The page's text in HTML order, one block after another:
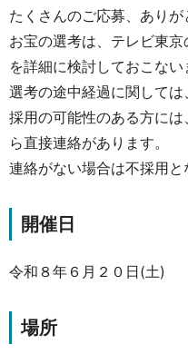
たくさんのご応募、ありが
お宝の選考は、テレビ東
を詳細に検討しておこない
選考の途中経過に関しては
採用の可能性のある方に
ら直接連絡があります。
連絡がない場合は不採用と
開催日
令和８年６月２０日(土)
場所